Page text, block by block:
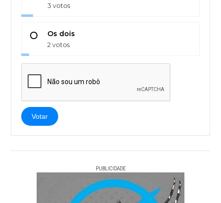
3 votos
Os dois
2 votos
Votar
PUBLICIDADE